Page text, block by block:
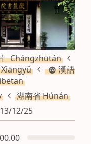
Chángzhūtán
漢語
湖南省 Húnán
12/25